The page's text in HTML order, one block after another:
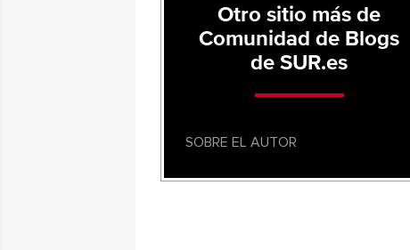
Otro sitio más de
Comunidad de Blogs
de SUR.es
SOBRE EL AUTOR